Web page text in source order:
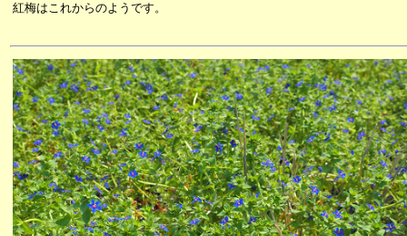
紅梅はこれからのようです。